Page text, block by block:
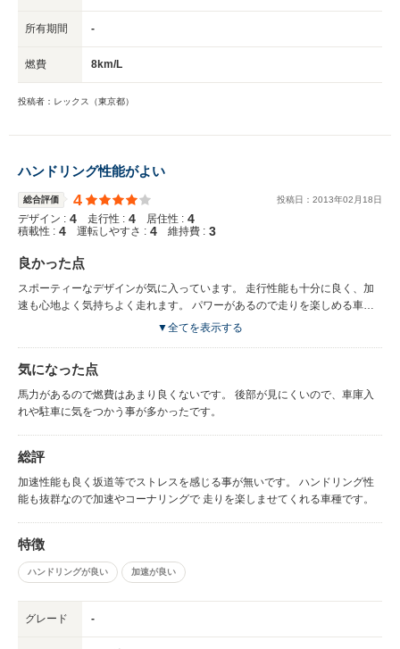
所有期間 -
燃費 8km/L
投稿者：レックス（東京都）
ハンドリング性能がよい
総合評価 4 投稿日： 2013年02 月 18日
デザイン : 4 走行性 : 4 居住性 : 4
積載性 : 4 運転しやすさ : 4 維持費 : 3
良かった点
スポーティーなデザインが気に入っています。 走行性能も十分に良く、加
速も心地よく気持ちよく走れます。 パワーがあるので走りを楽しめる車種
▼全てを表示する
気になった点
馬力があるので燃費はあまり良くないです。 後部が見にくいので、車庫入
れや駐車に気をつかう事が多かったです。
総評
加速性能も良く坂道等でストレスを感じる事が無いです。 ハンドリング性
能も抜群なので加速やコーナリングで 走りを楽しませてくれる車種です。
特徴
ハンドリングが良い 加速が良い
グレード -